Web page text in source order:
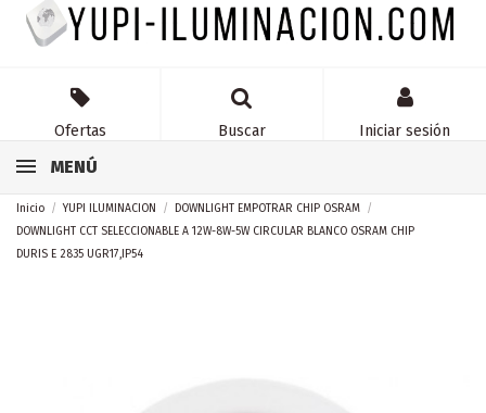
Ofertas Buscar Iniciar sesión
MENÚ
Inicio YUPI ILUMINACION
DOWNLIGHT EMPOTRAR CHIP OSRAM
DOWNLIGHT CCT SELECCIONABLE A 12W-8W-5W CIRCULAR BLANCO OSRAM CHIP
DURIS E 2835 UGR17,IP54